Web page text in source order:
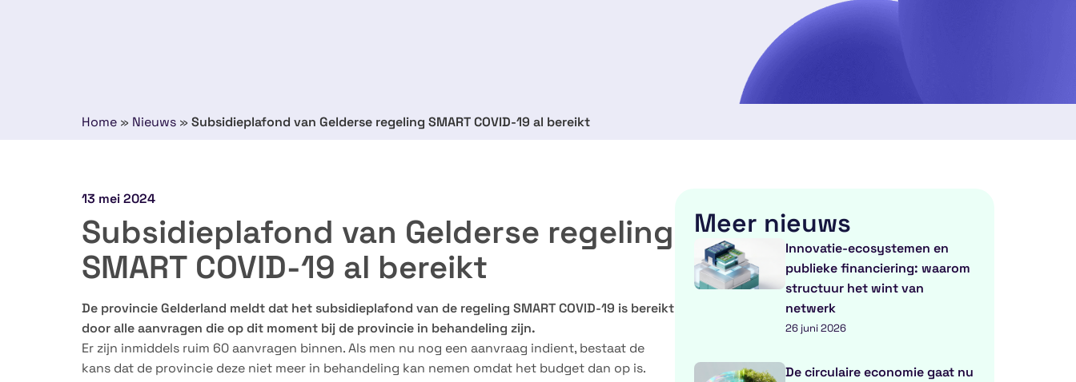
Home » Nieuws » Subsidieplafond van Gelderse regeling SMART COVID-19 al bereikt
13 mei 2024
Subsidieplafond van Gelderse regeling
SMART COVID-19 al bereikt
De provincie Gelderland meldt dat het subsidieplafond van de regeling SMART COVID-19 is bereikt
door alle aanvragen die op dit moment bij de provincie in behandeling zijn.
Er zijn inmiddels ruim 60 aanvragen binnen. Als men nu nog een aanvraag indient, bestaat de
kans dat de provincie deze niet meer in behandeling kan nemen omdat het budget dan op is.
Meer nieuws
Innovatie-ecosystemen en
publieke financiering: waarom
structuur het wint van
netwerk
26 juni 2026
De circulaire economie gaat nu